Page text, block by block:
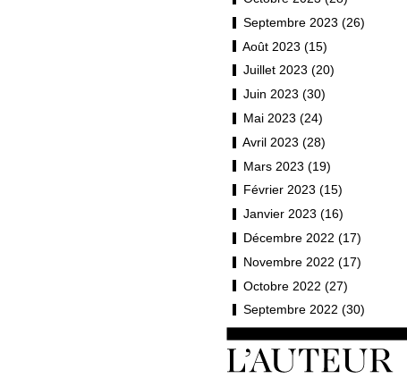
Septembre 2023 (26)
Août 2023 (15)
Juillet 2023 (20)
Juin 2023 (30)
Mai 2023 (24)
Avril 2023 (28)
Mars 2023 (19)
Février 2023 (15)
Janvier 2023 (16)
Décembre 2022 (17)
Novembre 2022 (17)
Octobre 2022 (27)
Septembre 2022 (30)